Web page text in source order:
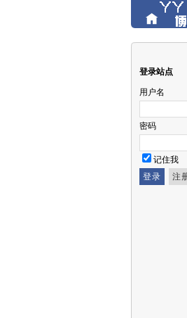
登录站点
用户名
密码
记住我